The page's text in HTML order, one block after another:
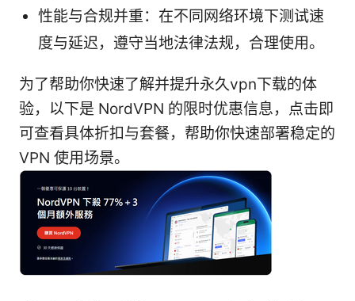
性能与合规并重：在不同网络环境下测试速
度与延迟，遵守当地法律法规，合理使用。
为了帮助你快速了解并提升永久vpn下载的体
验，以下是 NordVPN 的限时优惠信息，点击即
可查看具体折扣与套餐，帮助你快速部署稳定的
VPN 使用场景。